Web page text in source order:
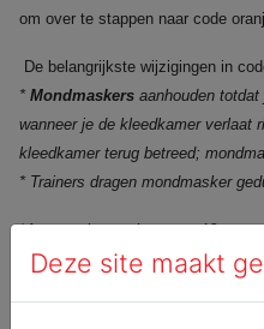
om over te stappen naar code
De belangrijkste wijzigingen in
* Mondmaskers aanhouden
wanneer je de kleedkamer verlaat
kleedkamer terug betreed;
* Trainers dragen mondmasker
*Aanpassing werkvormen 12+
*Gelievealle communicatie met
risicocontacten, afwezigheden
Deze site maakt